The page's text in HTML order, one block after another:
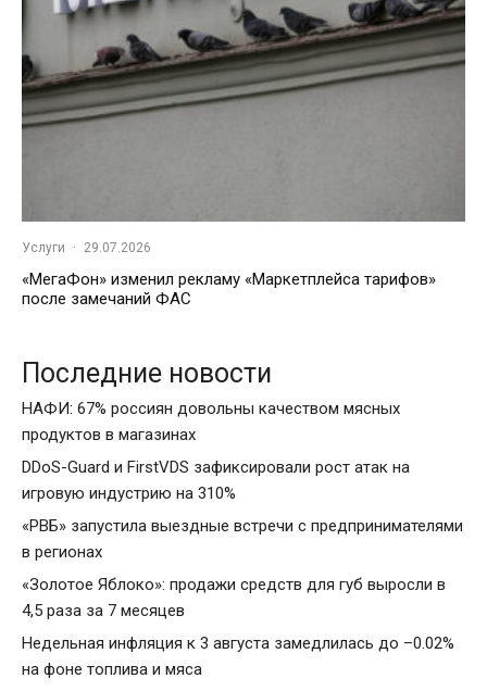
Услуги · 29.07.2026
«МегаФон» изменил рекламу «Маркетплейса тарифов»
после замечаний ФАС
Последние новости
НАФИ: 67% россиян довольны качеством мясных
продуктов в магазинах
DDoS-Guard и FirstVDS зафиксировали рост атак на
игровую индустрию на 310%
«РВБ» запустила выездные встречи с предпринимателями
в регионах
«Золотое Яблоко»: продажи средств для губ выросли в
4,5 раза за 7 месяцев
Недельная инфляция к 3 августа замедлилась до –0.02%
на фоне топлива и мяса